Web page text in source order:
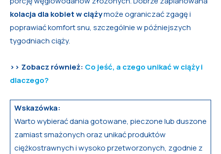
kolacja dla kobiet w ciążymoże ograniczać zgagę i
poprawiać komfort snu, szczególnie w późniejszych
tygodniach ciąży.
>> Zobacz również: Co jeść, a czego unikać w ciąży i
dlaczego?
Wskazówka:
Warto wybierać dania gotowane, pieczone lub duszone
zamiast smażonych oraz unikać produktów
ciężkostrawnych i wysoko przetworzonych, zgodnie z